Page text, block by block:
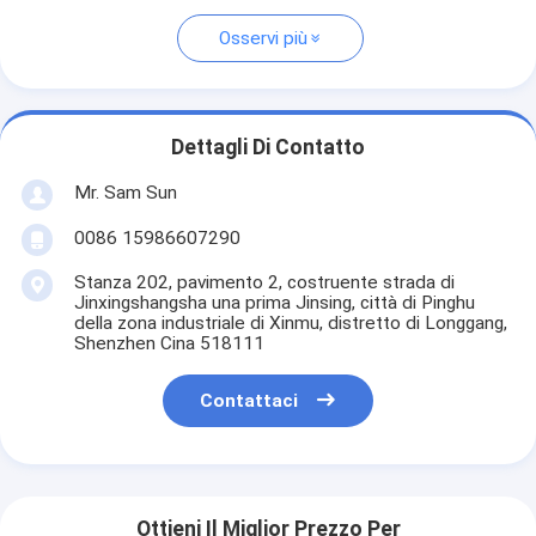
Osservi più
Dettagli Di Contatto
Mr. Sam Sun
0086 15986607290
Stanza 202, pavimento 2, costruente strada di
Jinxingshangsha una prima Jinsing, città di Pinghu
della zona industriale di Xinmu, distretto di Longgang,
Shenzhen Cina 518111
Contattaci
Ottieni Il Miglior Prezzo Per